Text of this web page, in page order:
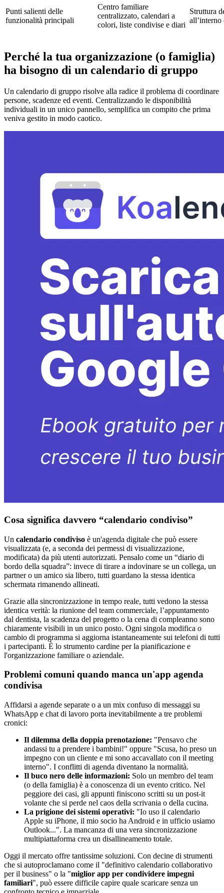
Punti salienti delle
funzionalità principali
Centro familiare
centralizzato, calendari a
colori, liste condivise e diari
Struttura
all’interno
Perché la tua organizzazione (o famiglia)
ha bisogno di un calendario di gruppo
Un calendario di gruppo risolve alla radice il problema di coordinare
persone, scadenze ed eventi. Centralizzando le disponibilità
individuali in un unico pannello, semplifica un compito che prima
veniva gestito in modo caotico.
Cosa significa davvero “calendario condiviso”
Un calendario condiviso è un'agenda digitale che può essere
visualizzata (e, a seconda dei permessi di visualizzazione,
modificata) da più utenti autorizzati. Pensalo come un “diario di
bordo della squadra”: invece di tirare a indovinare se un collega, un
partner o un amico sia libero, tutti guardano la stessa identica
schermata rimanendo allineati.
Grazie alla sincronizzazione in tempo reale, tutti vedono la stessa
identica verità: la riunione del team commerciale, l’appuntamento
dal dentista, la scadenza del progetto o la cena di compleanno sono
chiaramente visibili in un unico posto. Ogni singola modifica o
cambio di programma si aggiorna istantaneamente sui telefoni di tutti
i partecipanti. È lo strumento cardine per la pianificazione e
l'organizzazione familiare o aziendale.
Problemi comuni quando manca un'app agenda
condivisa
Affidarsi a agende separate o a un mix confuso di messaggi su
WhatsApp e chat di lavoro porta inevitabilmente a tre problemi
cronici:
Il dilemma della doppia prenotazione: "Pensavo che
andassi tu a prendere i bambini!" oppure "Scusa, ho preso un
impegno con un cliente e mi sono accavallato con il meeting
interno". I conflitti di agenda diventano la normalità.
Il buco nero delle informazioni: Solo un membro del team
(o della famiglia) è a conoscenza di un evento critico. Nel
peggiore dei casi, gli appunti finiscono scritti su un post-it
volante che si perde nel caos della scrivania o della cucina.
La prigione dei sistemi operativi: "Io uso il calendario
Apple su iPhone, il mio socio ha Android e in ufficio usiamo
Outlook...". La mancanza di una vera sincronizzazione
multipiattaforma crea un disallineamento totale.
Oggi il mercato offre tantissime soluzioni. Con decine di strumenti
che si autoproclamano come il "definitivo calendario collaborativo
per il business" o la "miglior app per condividere impegni
familiari", può essere difficile capire quale scaricare senza un